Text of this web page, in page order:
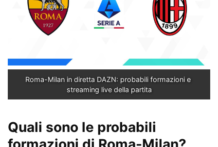
Roma-Milan in diretta DAZN: probabili formazioni e
streaming live della partita
Quali sono le probabili